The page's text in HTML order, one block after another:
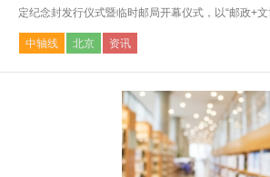
定纪念封发行仪式暨临时邮局开幕仪式，以“邮政+
中轴线 北京 资讯